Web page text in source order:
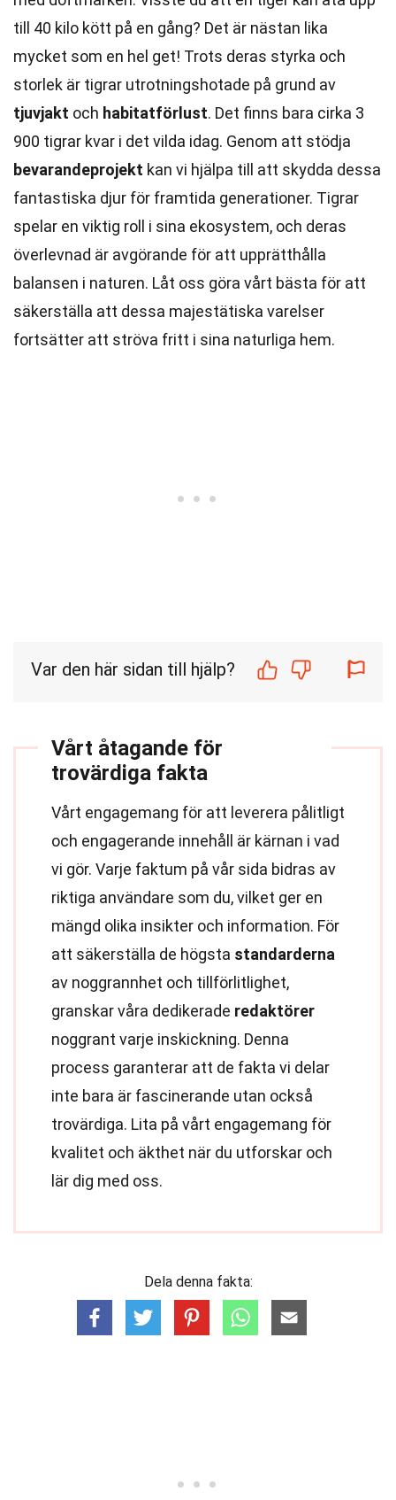
till 40 kilo kött på en gång? Det är nästan lika
mycket som en hel get! Trots deras styrka och
storlek är tigrar utrotningshotade på grund av
tjuvjakt och habitatförlust. Det finns bara cirka 3
900 tigrar kvar i det vilda idag. Genom att stödja
bevarandeprojekt kan vi hjälpa till att skydda dessa
fantastiska djur för framtida generationer. Tigrar
spelar en viktig roll i sina ekosystem, och deras
överlevnad är avgörande för att upprätthålla
balansen i naturen. Låt oss göra vårt bästa för att
säkerställa att dessa majestätiska varelser
fortsätter att ströva fritt i sina naturliga hem.
Var den här sidan till hjälp?
Vårt åtagande för
trovärdiga fakta
Vårt engagemang för att leverera pålitligt
och engagerande innehåll är kärnan i vad
vi gör. Varje faktum på vår sida bidras av
riktiga användare som du, vilket ger en
mängd olika insikter och information. För
att säkerställa de högsta standarderna
av noggrannhet och tillförlitlighet,
granskar våra dedikerade redaktörer
noggrant varje inskickning. Denna
process garanterar att de fakta vi delar
inte bara är fascinerande utan också
trovärdiga. Lita på vårt engagemang för
kvalitet och äkthet när du utforskar och
lär dig med oss.
Dela denna fakta: